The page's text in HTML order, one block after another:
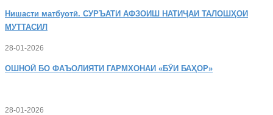
Нишасти матбуотӣ. СУРЪАТИ АФЗОИШ НАТИҶАИ ТАЛОШҲОИ
МУТТАСИЛ
28-01-2026
ОШНОӢ БО ФАЪОЛИЯТИ ГАРМХОНАИ «БӮИ БАҲОР»
28-01-2026